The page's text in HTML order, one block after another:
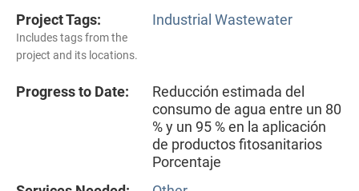
Project Tags:
Includes tags from the
project and its locations.
Industrial Wastewater
Progress to Date:
Reducción estimada del
consumo de agua entre un 80
% y un 95 % en la aplicación
de productos fitosanitarios
Porcentaje